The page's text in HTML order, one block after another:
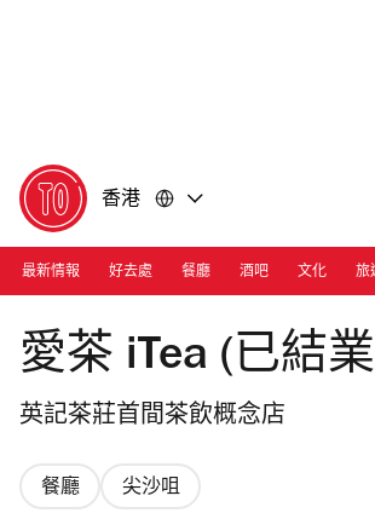
香港
最新情報 好去處 餐廳 酒吧 文化 旅
Photograph: Courtesy iTea
愛茶 iTea (已結
英記茶莊首間茶飲概念店
餐廳 尖沙咀